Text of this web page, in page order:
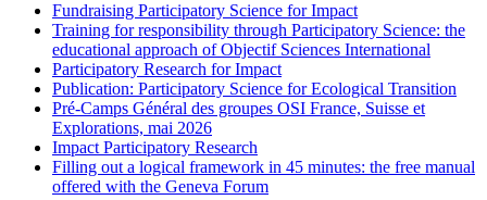
Fundraising Participatory Science for Impact
Training for responsibility through Participatory Science: the
educational approach of Objectif Sciences International
Participatory Research for Impact
Publication: Participatory Science for Ecological Transition
Pré-Camps Général des groupes OSI France, Suisse et
Explorations, mai 2026
Impact Participatory Research
Filling out a logical framework in 45 minutes: the free manual
offered with the Geneva Forum